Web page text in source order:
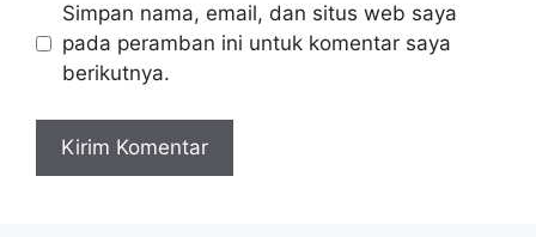
Simpan nama, email, dan situs web saya
pada peramban ini untuk komentar saya
berikutnya.